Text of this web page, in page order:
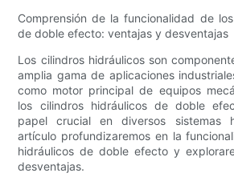
Comprensión de la funcionalidad de
de doble efecto: ventajas y desventajas
Los cilindros hidráulicos son
amplia gama de aplicaciones
como motor principal de equipos
los cilindros hidráulicos de doble
papel crucial en diversos sistemas
artículo profundizaremos en la
hidráulicos de doble efecto y
desventajas.